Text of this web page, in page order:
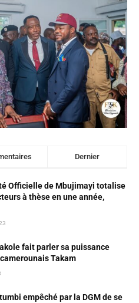
Dernier
Officielle de Mbujimayi totalise
à thèse en une année,
fait parler sa puissance
Takam
empêché par la DGM de se